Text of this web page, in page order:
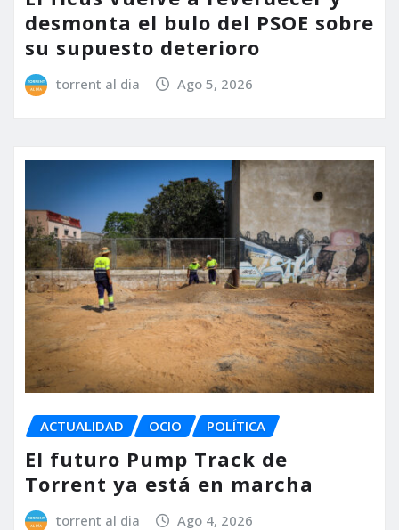
desmonta el bulo del PSOE sobre
su supuesto deterioro
torrent al dia Ago 5, 2026
ACTUALIDAD OCIO POLÍTICA
El futuro Pump Track de
Torrent ya está en marcha
torrent al dia Ago 4, 2026